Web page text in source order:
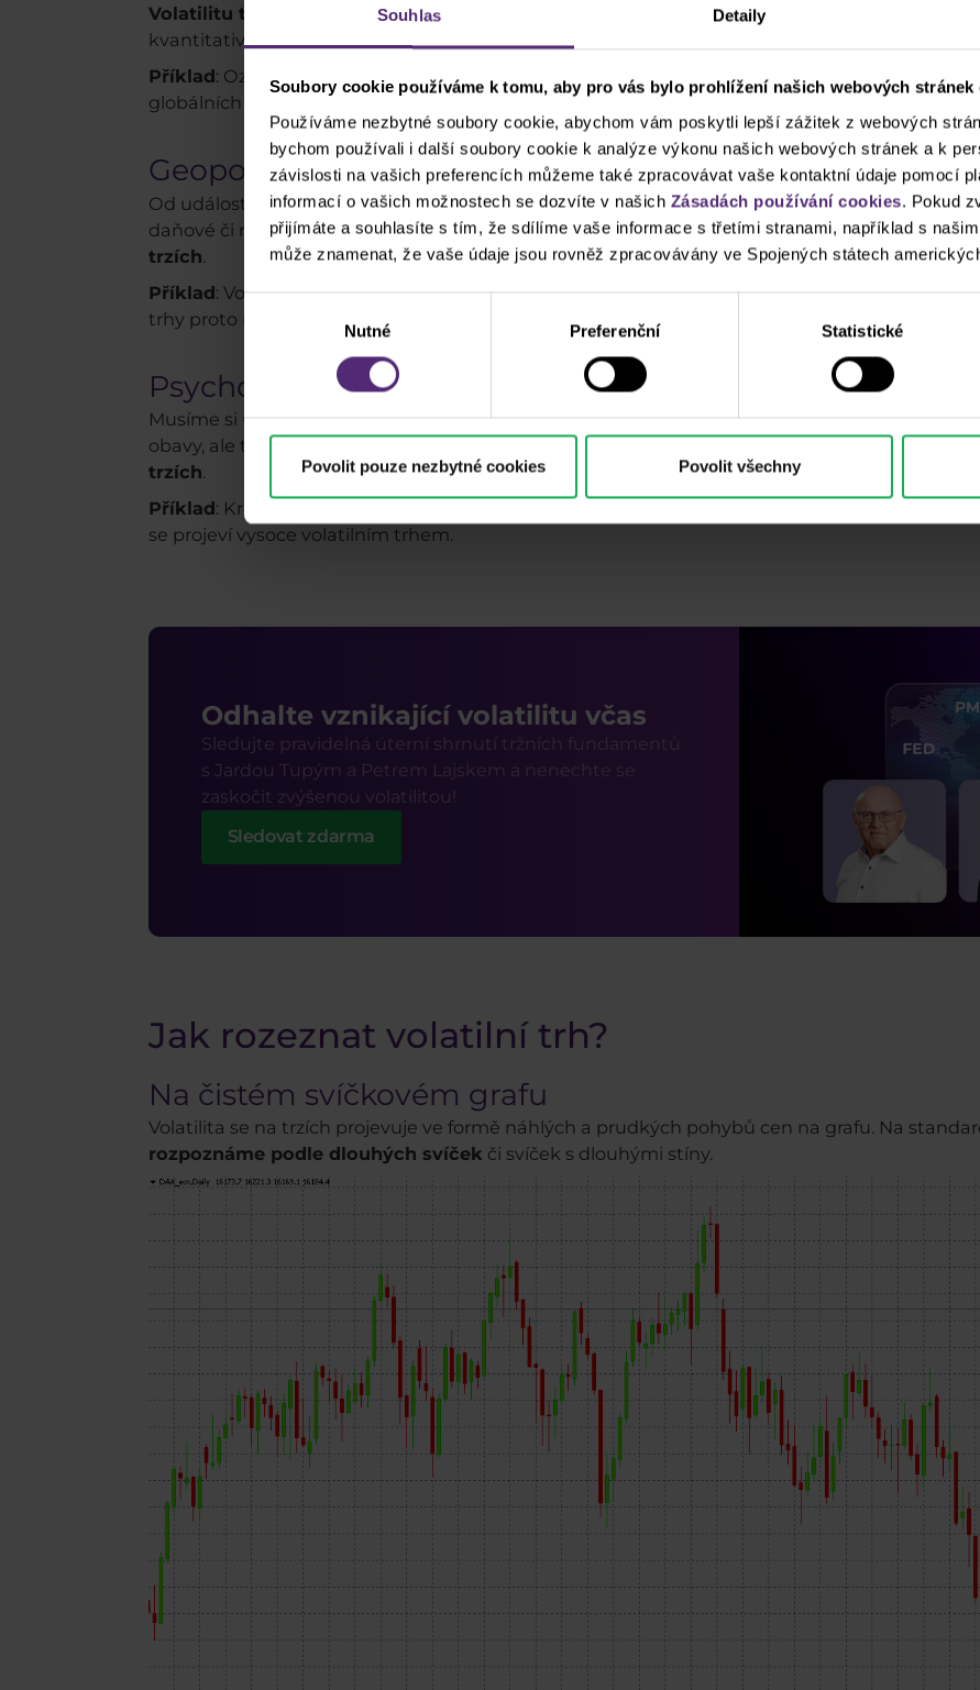
Souhlas Detaily
Soubory cookie používáme k tomu, aby pro vás bylo prohlížení našich webových
Používáme nezbytné soubory cookie, abychom vám poskytli lepší zážitek z webových
bychom používali i další soubory cookie k analýze výkonu našich webových stránek a k
závislosti na vašich preferencích můžeme také zpracovávat vaše kontaktní údaje pomocí
informací o vašich možnostech se dozvíte v našich Zásadách používání cookies. Pokud
přijímáte a souhlasíte s tím, že sdílíme vaše informace s třetími stranami, například s
může znamenat, že vaše údaje jsou rovněž zpracovávány ve Spojených státech
Nutné Preferenční Statistické
Povolit pouze nezbytné cookies Povolit všechny
Volatilitu trhu
však mohou ovlivnit také centrální banky a jejich měnová politika jako
kvantitativní uvolňování.
Příklad: Oznámení o utažení měnové politiky Fedu může vést k posílení dolaru. Dolar je
globálních trzích, a tak každá fluktuace na jeho ceně má dalekosáhlé důsledky. Často právě
Geopolitické faktory
Od událostí světového měřítka, jako jsou například rozsáhlé ozbrojené konflikty či změny
daňové či regulatorní změny na vnitrostátní úrovni. Všechny tyto faktory hrají méně či více
trzích.
Příklad: Volatilita bývá prvotním průvodním jevem nově zvoleného prezidenta USA. Vždy se
trhy proto reagují nejistotou.
Psychologické faktory
Musíme si uvědomit, že trhy do velké míry utvářejí jejich participanti, kteří jsou z masa a
obavy, ale také euforie či optimismus mají velkou roli při utváření volatility na trzích. Ostatně
trzích.
Příklad: Krizové situace jako pandemie, teroristické útoky či velké přírodní katastrofy s
se projeví vysoce volatilním trhem.
Odhalte vznikající volatilitu včas
Sledujte pravidelná úterní shrnutí tržních fundamentů
s Jardou Tupým a Petrem Lajskem a nenechte se
zaskočit zvýšenou volatilitou!
Sledovat zdarma
Jak rozeznat volatilní trh?
Na čistém svíčkovém grafu
Volatilita se na trzích projevuje ve formě náhlých a prudkých pohybů cen na grafu. Na
rozpoznáme podle dlouhých svíček či svíček s dlouhými stíny.